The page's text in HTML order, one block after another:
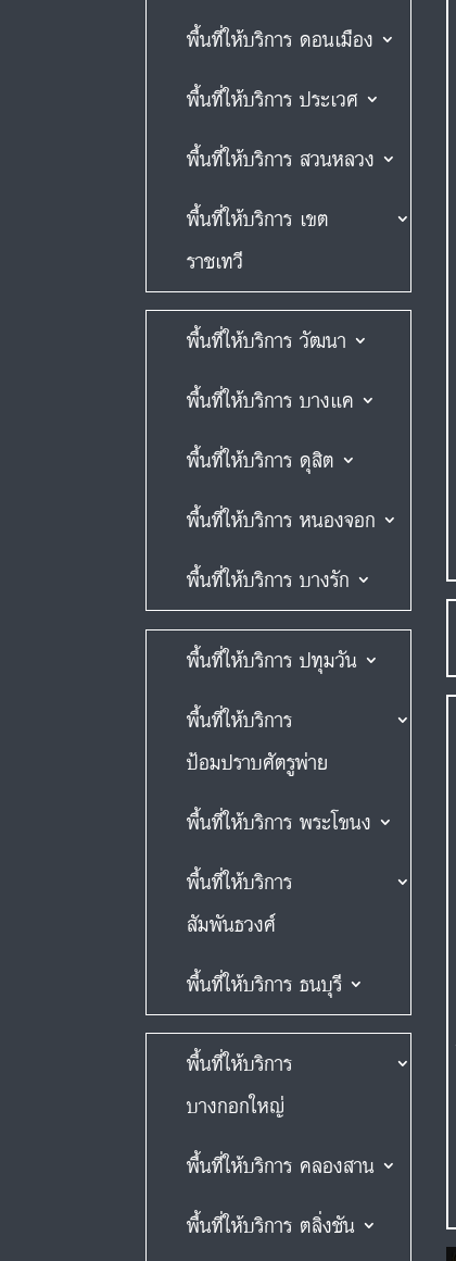
พื้นที่ให้บริการ ดอนเมือง
พื้นที่ให้บริการ ประเวศ
พื้นที่ให้บริการ สวนหลวง
พื้นที่ให้บริการ เขต
ราชเทวี
พื้นที่ให้บริการ วัฒนา
พื้นที่ให้บริการ บางแค
พื้นที่ให้บริการ ดุสิต
พื้นที่ให้บริการ หนองจอก
พื้นที่ให้บริการ บางรัก
พื้นที่ให้บริการ ปทุมวัน
พื้นที่ให้บริการ
ป้อมปราบศัตรูพ่าย
พื้นที่ให้บริการ พระโขนง
พื้นที่ให้บริการ
สัมพันธวงศ์
พื้นที่ให้บริการ ธนบุรี
พื้นที่ให้บริการ
บางกอกใหญ่
พื้นที่ให้บริการ คลองสาน
พื้นที่ให้บริการ ตลิ่งชัน